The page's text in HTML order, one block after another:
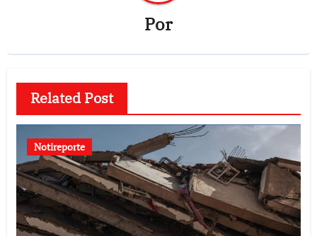
Por
Related Post
Notireporte